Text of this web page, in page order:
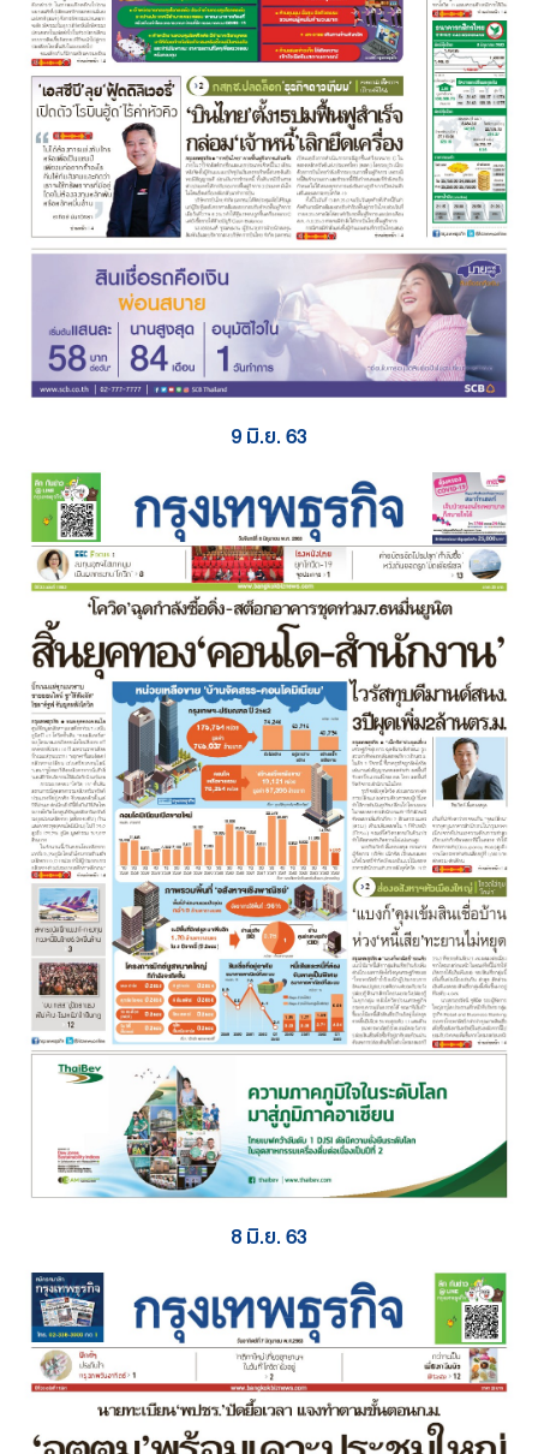
9 มิ.ย. 63
8 มิ.ย. 63